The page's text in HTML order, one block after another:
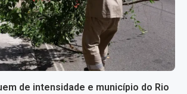
de intensidade e município do Rio